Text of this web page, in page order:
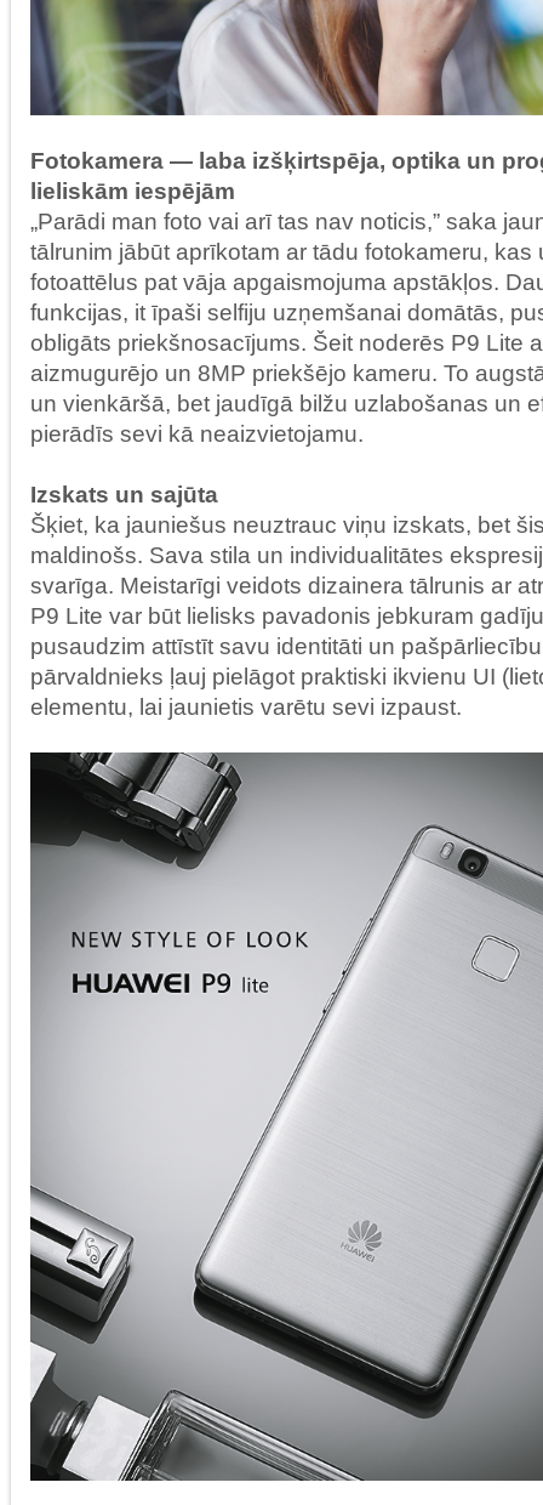
Fotokamera — laba izšķirtspēja, optika un
lieliskām iespējām
„Parādi man foto vai arī tas nav noticis,” saka
tālrunim jābūt aprīkotam ar tādu fotokameru, kas
fotoattēlus pat vāja apgaismojuma apstākļos.
funkcijas, it īpaši selfiju uzņemšanai domātās,
obligāts priekšnosacījums. Šeit noderēs P9 Lite
aizmugurējo un 8MP priekšējo kameru. To
un vienkāršā, bet jaudīgā bilžu uzlabošanas un
pierādīs sevi kā neaizvietojamu.
Izskats un sajūta
Šķiet, ka jauniešus neuztrauc viņu izskats, bet
maldinošs. Sava stila un individualitātes
svarīga. Meistarīgi veidots dizainera tālrunis ar
P9 Lite var būt lielisks pavadonis jebkuram
pusaudzim attīstīt savu identitāti un
pārvaldnieks ļauj pielāgot praktiski ikvienu UI
elementu, lai jaunietis varētu sevi izpaust.